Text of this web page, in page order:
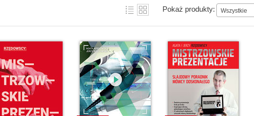
Pokaż produkty: Wszystkie